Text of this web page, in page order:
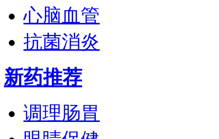
心脑血管
抗菌消炎
新药推荐
调理肠胃